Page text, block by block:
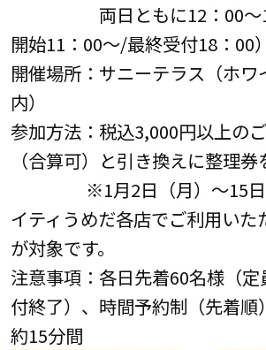
両日ともに12：00～19
開始11：00～/最終受付18：00
開催場所：サニーテラス（ホワ
内）
参加方法：税込3,000円以上の
（合算可）と引き換えに整理券
※1月2日（月）～15日
イティうめだ各店でご利用いた
が対象です。
注意事項：各日先着60名様（
付終了）、時間予約制（先着順
約15分間